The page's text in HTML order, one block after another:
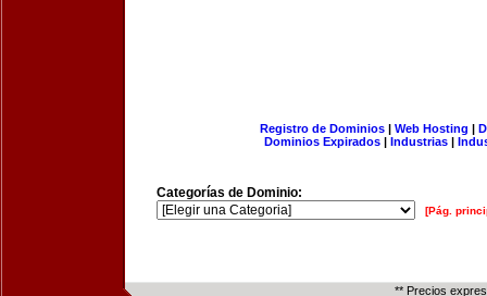
Registro de Dominios| Web Hosting |
Dominios Expirados | Industrias |
Categorías de Dominio:
[Pág.
** Precios